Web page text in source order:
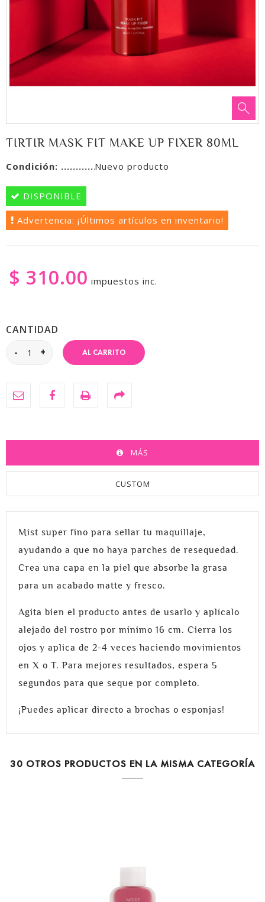
TIRTIR MASK FIT MAKE UP FIXER 80ML
Condición: Nuevo producto
DISPONIBLE
Advertencia: ¡Últimos artículos en inventario!
$ 310.00 impuestos inc.
CANTIDAD
AL CARRITO
MÁS
CUSTOM
Mist super fino para sellar tu maquillaje,
ayudando a que no haya parches de resequedad.
Crea una capa en la piel que absorbe la grasa
para un acabado matte y fresco.
Agita bien el producto antes de usarlo y aplícalo
alejado del rostro por mínimo 16 cm. Cierra los
ojos y aplica de 2-4 veces haciendo movimientos
en X o T. Para mejores resultados, espera 5
segundos para que seque por completo.
¡Puedes aplicar directo a brochas o esponjas!
30 OTROS PRODUCTOS EN LA MISMA CATEGORÍA